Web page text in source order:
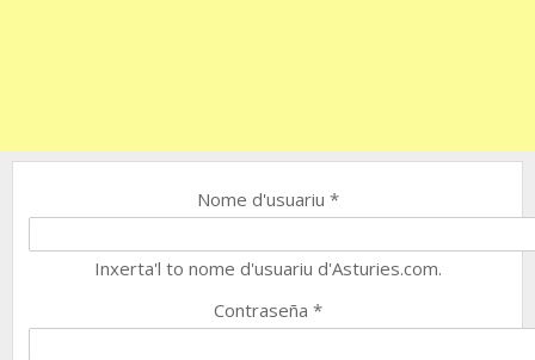
Nome d'usuariu *
Inxerta'l to nome d'usuariu d'Asturies.com.
Contraseña *